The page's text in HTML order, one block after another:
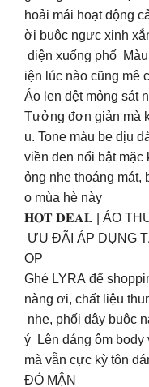
hoải mái hoạt động
ời buộc ngực xinh
diện xuống phố
iện lúc nào cũng mê
Áo len dệt mỏng sát
Tưởng đơn giản mà
u. Tone màu be dịu
viền đen nổi bật
ỏng nhẹ thoáng mát,
o mùa hè này
𝐇𝐎𝐓 𝐃𝐄𝐀𝐋 | ÁO
ƯU ĐÃI ÁP DỤNG
OP
Ghé LYRA để
nàng ơi, chất liệu
nhẹ, phối dây buộc
ý Lên dáng ôm body
mà vẫn cực kỳ tôn
ĐỎ MẬN